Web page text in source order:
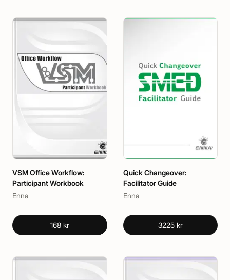
VSM Office Workflow:
Participant Workbook
Enna
168 kr
Quick Changeover:
Facilitator Guide
Enna
3225 kr